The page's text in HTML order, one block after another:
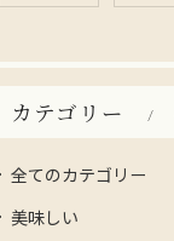
カテゴリー
全てのカテゴリー
美味しい